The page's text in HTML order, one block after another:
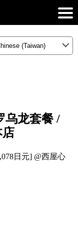
乌龙套餐 /
店
日元] @西屋心